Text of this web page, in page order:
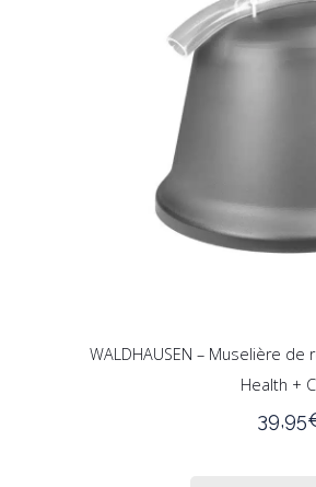
WALDHAUSEN – Muselière
Health +
39,95